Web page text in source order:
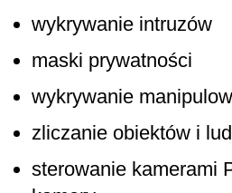
wykrywanie intruzów
maski prywatności
wykrywanie
zliczanie obiektów i
sterowanie kamerami